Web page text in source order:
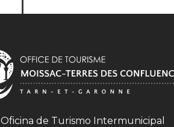
Oficina de Turismo Intermunicipal